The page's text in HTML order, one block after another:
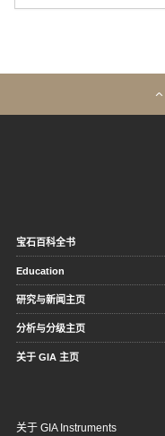
宝石百科全书
Education
研究与新闻主页
分析与分级主页
关于 GIA 主页
关于 GIA Instruments